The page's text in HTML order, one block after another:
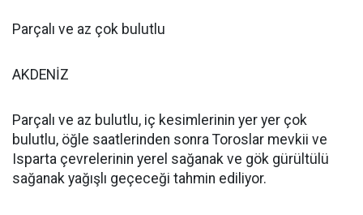
Parçalı ve az çok bulutlu
AKDENİZ
Parçalı ve az bulutlu, iç kesimlerinin yer yer çok
bulutlu, öğle saatlerinden sonra Toroslar mevkii ve
Isparta çevrelerinin yerel sağanak ve gök gürültülü
sağanak yağışlı geçeceği tahmin ediliyor.